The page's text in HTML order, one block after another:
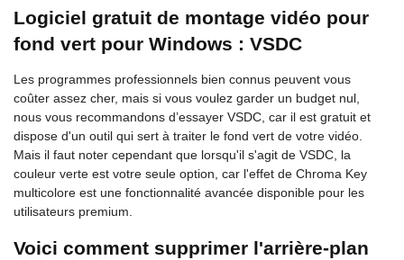
Logiciel gratuit de montage vidéo pour
fond vert pour Windows : VSDC
Les programmes professionnels bien connus peuvent vous
coûter assez cher, mais si vous voulez garder un budget nul,
nous vous recommandons d’essayer VSDC, car il est gratuit et
dispose d'un outil qui sert à traiter le fond vert de votre vidéo.
Mais il faut noter cependant que lorsqu'il s'agit de VSDC, la
couleur verte est votre seule option, car l'effet de Chroma Key
multicolore est une fonctionnalité avancée disponible pour les
utilisateurs premium.
Voici comment supprimer l'arrière-plan